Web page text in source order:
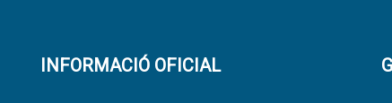
INFORMACIÓ OFICIAL